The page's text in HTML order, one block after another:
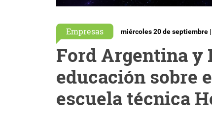
Empresas miércoles 20 de septiembre
Ford Argentina y
educación sobre
escuela técnica